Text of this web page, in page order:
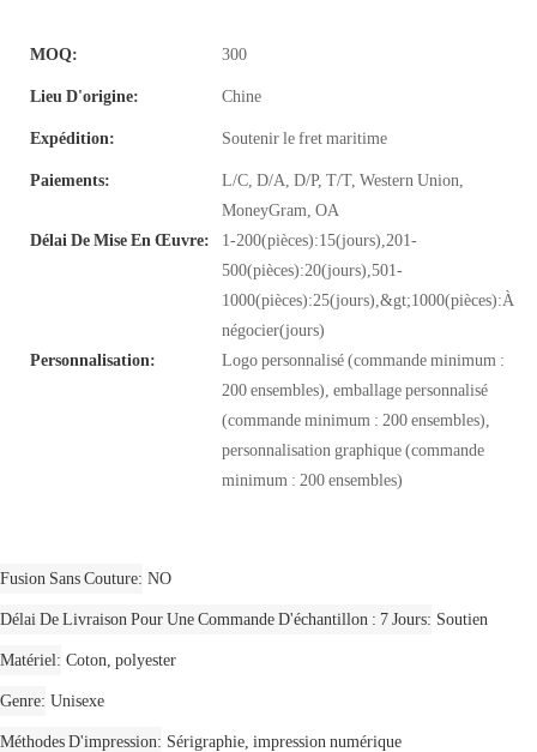
MOQ: 300
Lieu D'origine: Chine
Expédition: Soutenir le fret maritime
Paiements:
L/C, D/A, D/P, T/T, Western Union,
MoneyGram, OA
Délai De Mise En Œuvre:
1-200(pièces):15(jours),201-
500(pièces):20(jours),501-
1000(pièces):25(jours),&gt;1000(pièces):À
négocier(jours)
Personnalisation:
Logo personnalisé (commande minimum :
200 ensembles), emballage personnalisé
(commande minimum : 200 ensembles),
personnalisation graphique (commande
minimum : 200 ensembles)
Fusion Sans Couture NO
Délai De Livraison Pour Une Commande D'échantillon : 7 Jours Soutien
Matériel Coton, polyester
Genre Unisexe
Méthodes D'impression Sérigraphie, impression numérique